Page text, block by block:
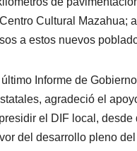
Cultural Mazahua;
a estos nuevos
Informe de
agradeció el
el DIF local,
del desarrollo pleno